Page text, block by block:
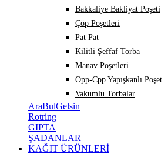
Bakkaliye Bakliyat Poşeti
Çöp Poşetleri
Pat Pat
Kilitli Şeffaf Torba
Manav Poşetleri
Opp-Cpp Yapışkanlı Poşet
Vakumlu Torbalar
AraBulGelsin
Rotring
GIPTA
ŞADANLAR
KAĞIT ÜRÜNLERİ